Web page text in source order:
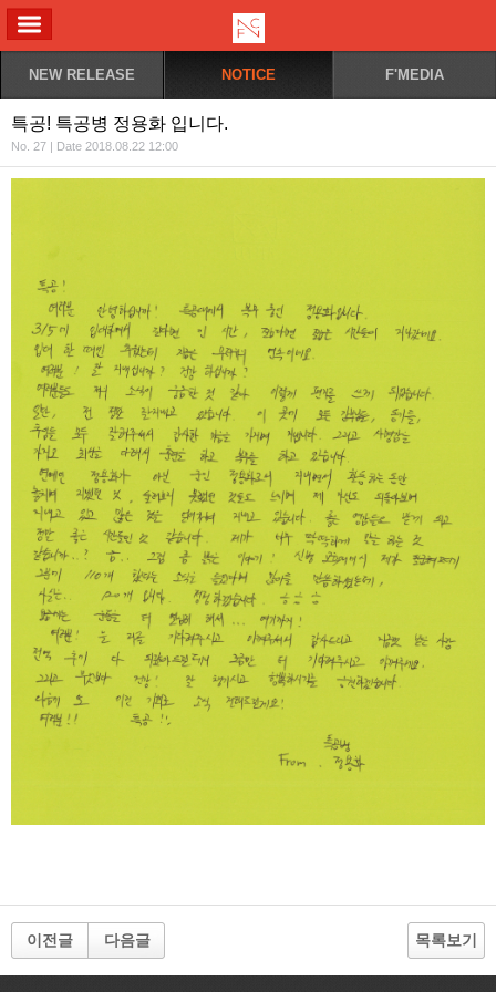
NEW RELEASE NOTICE F'MEDIA
특공! 특공병 정용화 입니다.
No. 27 | Date 2018.08.22 12:00
이전글 다음글 목록보기